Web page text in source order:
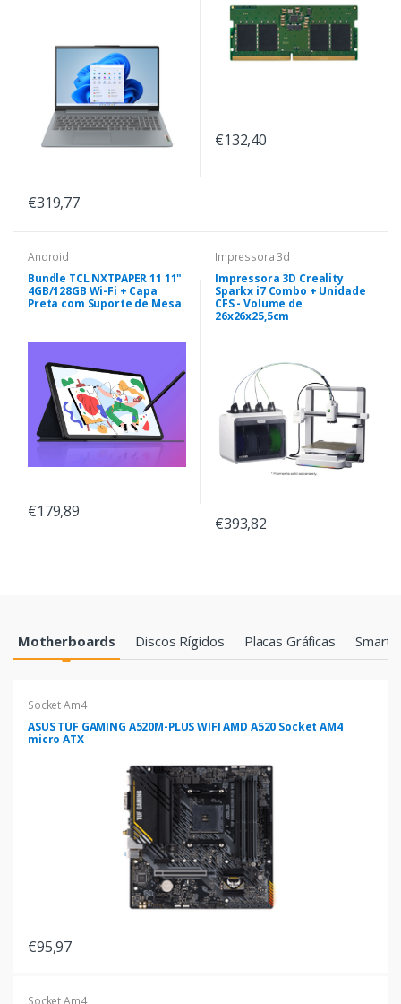
€319,77
€132,40
Android
Bundle TCL NXTPAPER 11 11"
4GB/128GB Wi-Fi + Capa
Preta com Suporte de Mesa
€179,89
Impressora 3d
Impressora 3D Creality
Sparkx i7 Combo + Unidade
CFS - Volume de
26x26x25,5cm
€393,82
Products Grid
Motherboards Discos Rígidos Placas Gráficas
Socket Am4
ASUS TUF GAMING A520M-PLUS WIFI AMD A520 Socket AM4
micro ATX
€95,97
Socket Am4